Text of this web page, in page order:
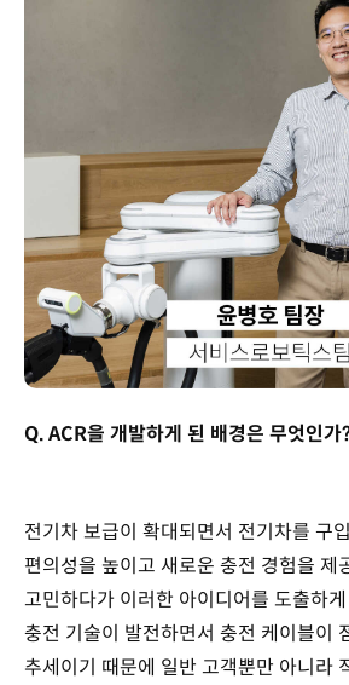
Q. ACR을 개발하게 된 배경은 무엇인가
전기차 보급이 확대되면서 전기차를 구
편의성을 높이고 새로운 충전 경험을 제
고민하다가 이러한 아이디어를 도출하
충전 기술이 발전하면서 충전 케이블이
추세이기 때문에 일반 고객뿐만 아니라